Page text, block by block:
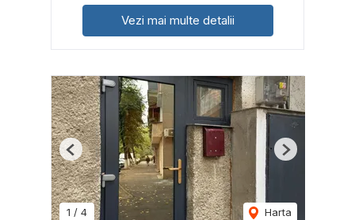
Vezi mai multe detalii
1 / 4 Harta
Previous Next